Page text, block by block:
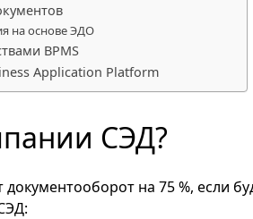
на основе ЭДО
BPMS
Application Platform
СЭД?
на 75 %, если